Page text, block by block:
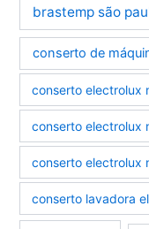
brastemp são
conserto de
conserto electrolux
conserto electrolux
conserto electrolux
conserto lavadora